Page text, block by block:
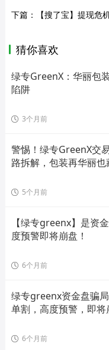
下篇：
【搜了宝】提现危机大
猜你喜欢
绿专GreenX：华丽包
陷阱
3个月前
警惕！绿专GreenX交
路拆解，包装再华丽
5个月前
【绿专greenx】是资
度预警即将崩盘！
6个月前
绿专greenx资金盘骗
单割，高度预警，即将
6个月前